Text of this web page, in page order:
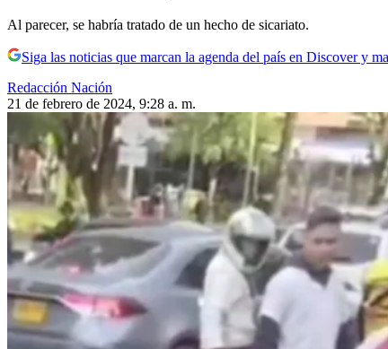
Al parecer, se habría tratado de un hecho de sicariato.
Siga las noticias que marcan la agenda del país en Discover y
Redacción Nación
21 de febrero de 2024, 9:28 a. m.